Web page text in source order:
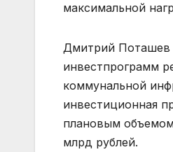
максимальной
Дмитрий Поташев
инвестпрограмм
коммунальной
инвестиционная
плановым
млрд рублей.